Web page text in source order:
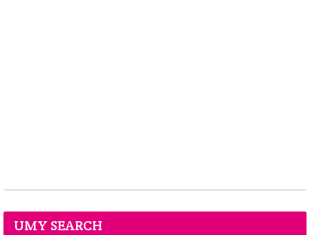
UMY SEARCH